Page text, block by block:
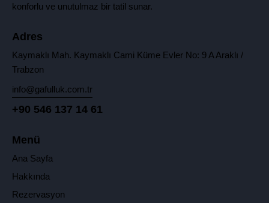
konforlu ve unutulmaz bir tatil sunar.
Adres
Kaymaklı Mah. Kaymaklı Cami Küme Evler No: 9 A Araklı /
Trabzon
info@gafulluk.com.tr
+90 546 137 14 61
Menü
Ana Sayfa
Hakkında
Rezervasyon